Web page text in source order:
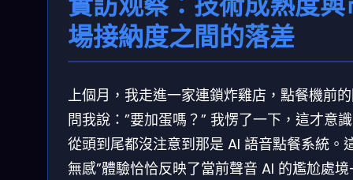
場接納度之間的落差
上個月，我走進一家連鎖炸雞店，點餐機前
問我說：”要加蛋嗎？” 我愣了一下，這才意
從頭到尾都沒注意到那是 AI 語音點餐系統。
無感”體驗恰恰反映了當前聲音 AI 的尷尬處